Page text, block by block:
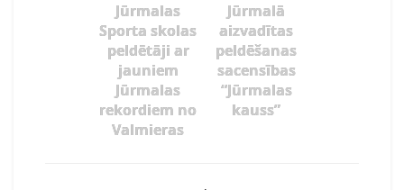
Jūrmalas
Sporta skolas
peldētāji ar
jauniem
Jūrmalas
rekordiem no
Valmieras
Jūrmalā
aizvadītas
peldēšanas
sacensības
“Jūrmalas
kauss”